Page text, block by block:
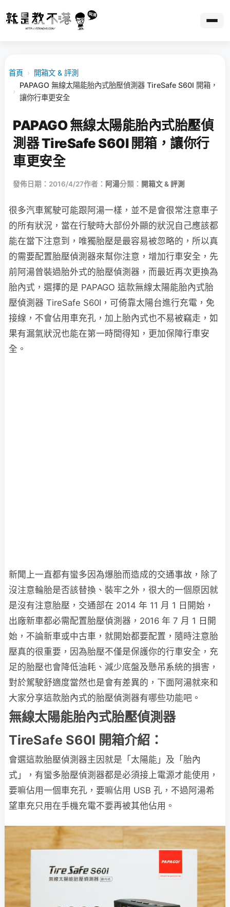
首頁 › 開箱文 & 評測
›
PAPAGO 無線太陽能胎內式胎壓偵測器 TireSafe S60I 開箱，
讓你行車更安全
PAPAGO 無線太陽能胎內式胎壓偵
測器 TireSafe S60I 開箱，讓你行
車更安全
發佈日期：2016/4/27作者： 阿湯分類： 開箱文 & 評測
很多汽車駕駛可能跟阿湯一樣，並不是會很常注意車子
的所有狀況，當在行駛時大部份外顯的狀況自己應該都
能在當下注意到，唯獨胎壓是最容易被忽略的，所以真
的需要配置胎壓偵測器來幫你注意，增加行車安全，先
前阿湯曾裝過胎外式的胎壓偵測器，而最近再次更換為
胎內式，選擇的是 PAPAGO 這款無線太陽能胎內式胎
壓偵測器 TireSafe S60I，可倚靠太陽台進行充電，免
接線，不會佔用車充孔，加上胎內式也不易被竊走，如
果有漏氣狀況也能在第一時間得知，更加保障行車安
全。
新聞上一直都有蠻多因為爆胎而造成的交通事故，除了
沒注意輪胎是否該替換、裝牢之外，很大的一個原因就
是沒有注意胎壓，交通部在 2014 年 11 月 1 日開始，
出廠新車都必需配置胎壓偵測器，2016 年 7 月 1 日開
始，不論新車或中古車，就開始都要配置，隨時注意胎
壓真的很重要，因為胎壓不僅是保護你的行車安全，充
足的胎壓也會降低油耗、減少底盤及懸吊系統的損害，
對於駕駛舒適度當然也是會有差異的，下面阿湯就來和
大家分享這款胎內式的胎壓偵測器有哪些功能吧。
無線太陽能胎內式胎壓偵測器
TireSafe S60I 開箱介紹：
會選這款胎壓偵測器主因就是「太陽能」及「胎內
式」，有蠻多胎壓偵測器都是必須接上電源才能使用，
要嘛佔用一個車充孔，要嘛佔用 USB 孔，不過阿湯希
望車充只用在手機充電不要再被其他佔用。